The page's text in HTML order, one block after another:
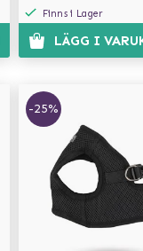
Finns i Lager
LÄGG I
-25%